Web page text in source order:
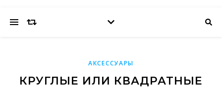
АКСЕССУАРЫ
КРУГЛЫЕ ИЛИ КВАДРАТНЫЕ